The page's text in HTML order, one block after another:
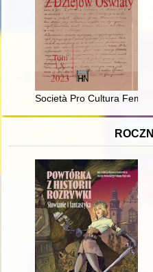
Società Pro Cultura